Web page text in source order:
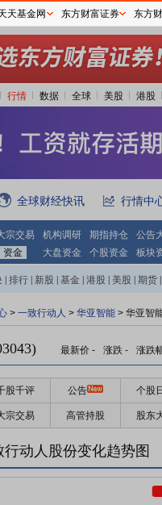
行情 数据 全球 美股 港股
全球财经快讯 行情中
宗交易 机构调研 期指持仓
公告
资金 大盘资金 个股资金 板块
排行 新股 基金 港股 美股 期货
> 一致行动人 > 华亚智能 > 华亚智
最新价 - 涨跌 - 涨跌
股千评 公告 个股
宗交易 高管持股 股东
动人股份变化趋势图
天基金网 东方财富证券 东方